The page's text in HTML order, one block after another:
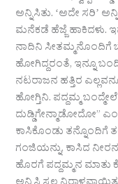
ಅನ್ನಿಸಿತು. ʻಅದೇ ಸರಿʼ
ಮನೆಕಡೆ ಹೆಜ್ಜೆ ಹಾಕಿದಳು.
ನಾದಿನಿ
ಹೋಗಿದ್ದರಂತೆ, ಇನ್ನೂ
ನಟರಾಜನ ಹತ್ತಿರ
ಹೋಗ್ತಿನಿ. ಪದ್ದಮ್ಮ
ದುಡ್ಡಿಗೇನ್ಮಾಡೋದೋ”
ಕಾಸಿಕೊಂಡು ತನ್ನೊಂದಿಗೆ
ಗಂಜಿಯನ್ನು, ಕಾಸಿದ
ಹೊರಗೆ ಪದ್ದಮ್ಮನ ಮಾತು